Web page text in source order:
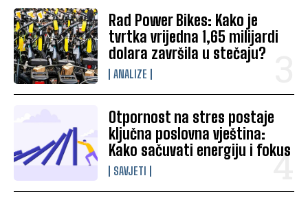
Rad Power Bikes: Kako je
tvrtka vrijedna 1,65 milijardi
dolara završila u stečaju?
ANALIZE
Otpornost na stres postaje
ključna poslovna vještina:
Kako sačuvati energiju i fokus
SAVJETI